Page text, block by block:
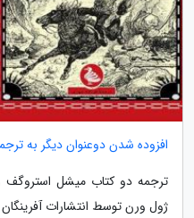
افزوده شدن دوعنوان دیگر به
ترجمه دو کتاب میشل استروگف
ژول ورن توسط انتشارات